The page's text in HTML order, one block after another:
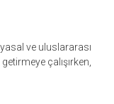
ve uluslararası
çalışırken,